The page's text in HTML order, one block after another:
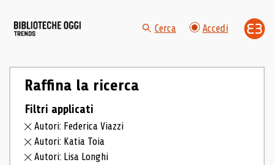
Cerca Accedi
Raffina la ricerca
Filtri applicati
Autori: Federica Viazzi
Autori: Katia Toia
Autori: Lisa Longhi